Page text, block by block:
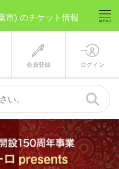
市) のチケット情報
会員登録 ログイン